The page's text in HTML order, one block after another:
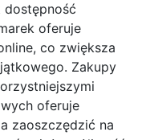
dostępność
oferuje
co zwiększa
Zakupy
oferuje
zaoszczędzić na